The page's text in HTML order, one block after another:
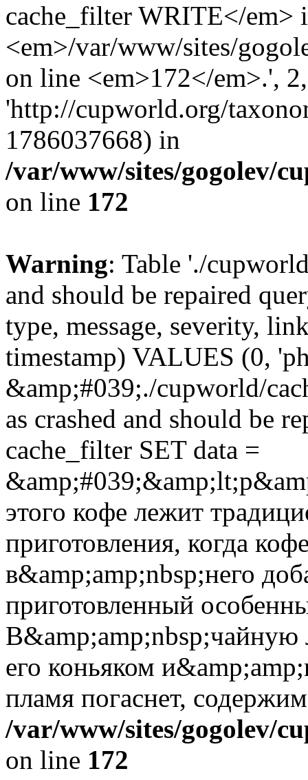
cache_filter WRITE</em>
<em>/var/www/sites/
on line <em>172</em>.',
'http://cupworld.org/
1786037668) in
/var/www/sites/gogolev/
on line 172
Warning: Table './
and should be repaired
type, message, severity,
timestamp) VALUES (0,
&amp;#039;./cupworld/
as crashed and should be
cache_filter SET data =
этого кофе лежит
приготовления, когда
в&amp;amp;nbsp;него
приготовленный
В&amp;amp;nbsp;чайную
его коньяком
пламя погаснет,
/var/www/sites/gogolev/
on line 172